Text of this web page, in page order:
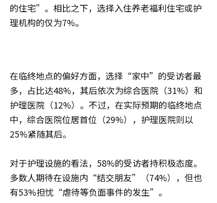
的住宅”。相比之下，选择入住养老福利住宅或护
理机构的仅为7%。
在临终地点的偏好方面，选择“家中”的受访者最
多，占比达48%，其后依次为综合医院（31%）和
护理医院（12%）。不过，在实际预期的临终地点
中，综合医院位居首位（29%），护理医院则以
25%紧随其后。
对于护理设施的看法，58%的受访者持积极态度。
多数人期待在设施内“结交朋友”（74%），但也
有53%担忧“虐待等负面事件的发生”。